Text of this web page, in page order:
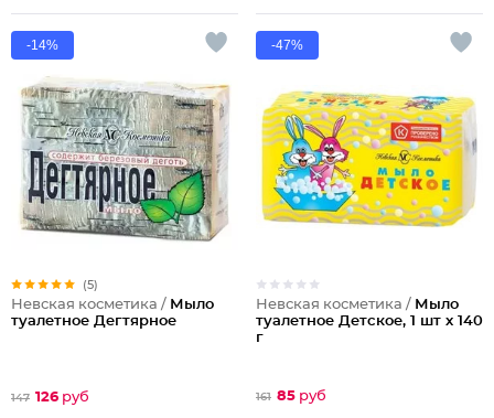
-14%
(5)
Невская косметика / Мыло
туалетное Дегтярное
147 126 руб
-47%
Невская косметика / Мыло
туалетное Детское, 1 шт х 140
г
161 85 руб